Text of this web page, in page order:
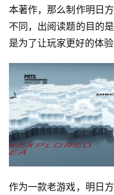
本著作，那么制作明日
不同，出阅读题的目的
是为了让玩家更好的体验
作为一款老游戏，明日